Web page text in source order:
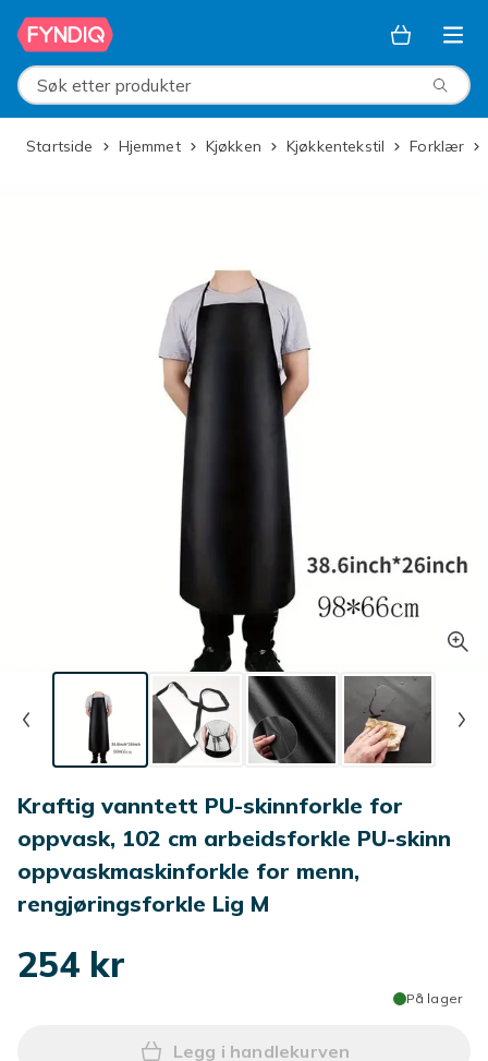
Hopp til hovedinnhold
Søk etter produkter
Startside Hjemmet Kjøkken Kjøkkentekstil Forklær
Kraftig vanntett PU-skinnforkle for
oppvask, 102 cm arbeidsforkle PU-skinn
oppvaskmaskinforkle for menn,
rengjøringsforkle Lig M
254 kr
På lager
Legg i handlekurven